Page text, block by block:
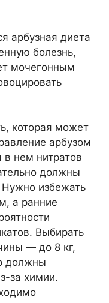
арбузная диета
болезнь,
мочегонным
которая может
арбузом
нем нитратов
должны
избежать
а ранние
Выбирать
— до 8 кг,
должны
за химии.